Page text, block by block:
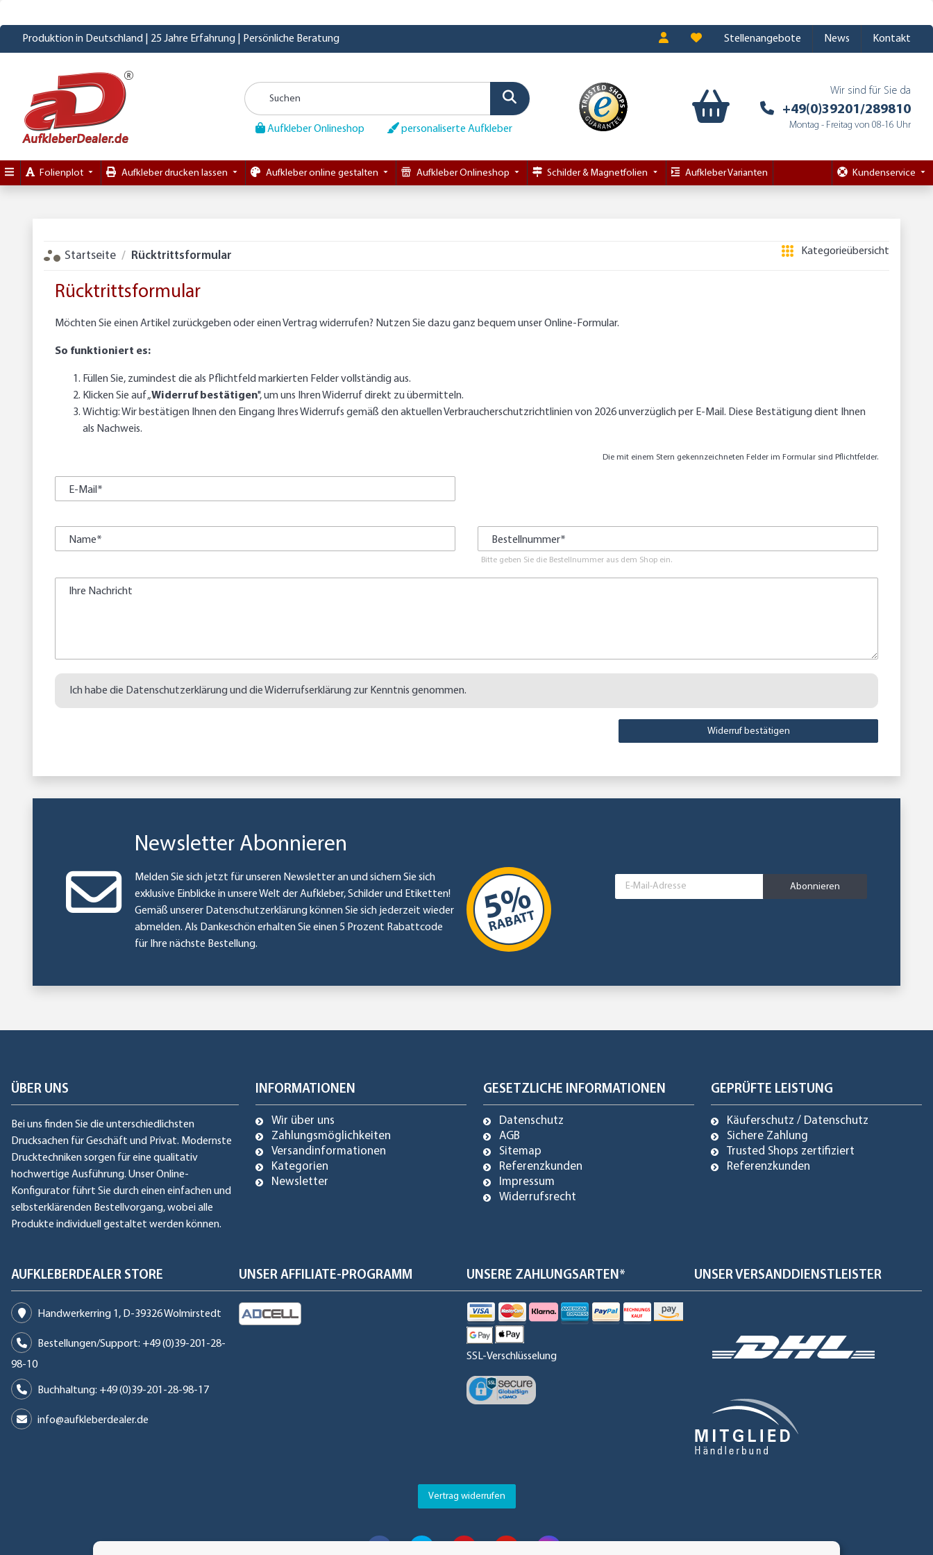
Produktion in Deutschland | 25 Jahre Erfahrung | Persönliche Beratung Stellenangebote News Kontakt
Aufkleber Onlineshop personaliserte Aufkleber
Wir sind für Sie da
+49(0)39201/289810
Montag - Freitag von 08-16 Uhr
Folienplot Aufkleber drucken lassen Aufkleber online gestalten Aufkleber Onlineshop Schilder & Magnetfolien Aufkleber Varianten Kundenservice
Startseite Rücktrittsformular Kategorieübersicht
Rücktrittsformular
Möchten Sie einen Artikel zurückgeben oder einen Vertrag widerrufen? Nutzen Sie dazu ganz bequem unser Online-Formular.
So funktioniert es:
Füllen Sie, zumindest die als Pflichtfeld markierten Felder vollständig aus.
Klicken Sie auf „Widerruf bestätigen", um uns Ihren Widerruf direkt zu übermitteln.
Wichtig: Wir bestätigen Ihnen den Eingang Ihres Widerrufs gemäß den aktuellen Verbraucherschutzrichtlinien von 2026 unverzüglich per E-Mail. Diese Bestätigung dient Ihnen
als Nachweis.
Die mit einem Stern gekennzeichneten Felder im Formular sind Pflichtfelder.
E-Mail*
Name*
Bitte geben Sie die Bestellnummer aus dem Shop ein.
Bestellnummer*
Ihre Nachricht
Ich habe die Datenschutzerklärung und dieWiderrufserklärung zur Kenntnis genommen.
Widerruf bestätigen
Newsletter Abonnieren
Melden Sie sich jetzt für unseren Newsletter an und sichern Sie sich
exklusive Einblicke in unsere Welt der Aufkleber, Schilder und Etiketten!
Gemäß unserer Datenschutzerklärungkönnen Sie sich jederzeit wieder
abmelden. Als Dankeschön erhalten Sie einen 5 Prozent Rabattcode
für Ihre nächste Bestellung.
Abonnieren
ÜBER UNS
Bei uns finden Sie die unterschiedlichsten
Drucksachen für Geschäft und Privat. Modernste
Drucktechniken sorgen für eine qualitativ
hochwertige Ausführung. Unser Online-
Konfigurator führt Sie durch einen einfachen und
selbsterklärenden Bestellvorgang, wobei alle
Produkte individuell gestaltet werden können.
INFORMATIONEN
Wir über uns
Zahlungsmöglichkeiten
Versandinformationen
Kategorien
Newsletter
GESETZLICHE INFORMATIONEN
Datenschutz
AGB
Sitemap
Referenzkunden
Impressum
Widerrufsrecht
GEPRÜFTE LEISTUNG
Käuferschutz / Datenschutz
Sichere Zahlung
Trusted Shops zertifiziert
Referenzkunden
AUFKLEBERDEALER STORE
Handwerkerring 1, D-39326 Wolmirstedt
Bestellungen/Support: +49 (0)39-201-28-
98-10
Buchhaltung: +49 (0)39-201-28-98-17
info@aufkleberdealer.de
UNSER AFFILIATE-PROGRAMM UNSERE ZAHLUNGSARTEN*
SSL-Verschlüsselung
UNSER VERSANDDIENSTLEISTER
Vertrag widerrufen